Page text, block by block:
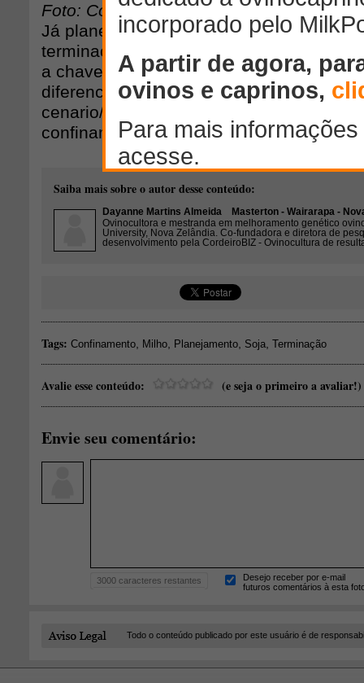
Foto: CordeiroBIZ
Já planejou a terminação dos seus
terminação: produtor, você considera
a chave para a maior rentabilidade?
diferencie-se: http://
cenario/mercado-do-cordeiro/ja-
confinamento-para-receber-a-safra-de-
Saiba mais sobre o autor desse conteúdo:
Dayanne Martins Almeida Masterton - Wairarapa -
Ovinocultora e mestranda em melhoramento genético
University, Nova Zelândia. Co-fundadora e diretora de
desenvolvimento pela CordeiroBIZ - Ovinocultura de
Tags: Confinamento Milho Planejamento Soja Terminação
Avalie esse conteúdo: (e seja o primeiro a avaliar!)
Envie seu comentário:
3000 caracteres restantes
Desejo receber por e-mail
futuros comentários à esta
Todo o conteúdo publicado por este usuário é de